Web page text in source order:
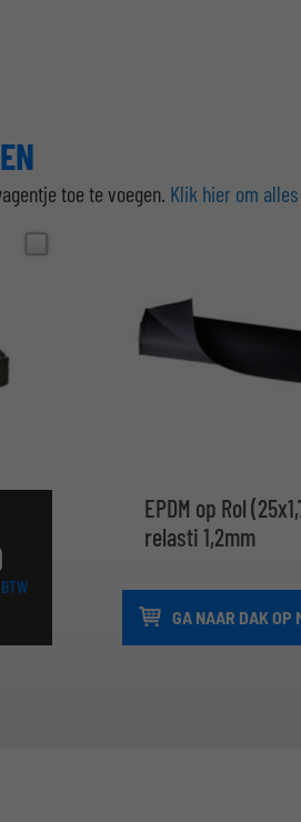
toe te voegen. Klik hier om
EPDM op Rol
relasti 1,2mm
GA NAAR DAK OP